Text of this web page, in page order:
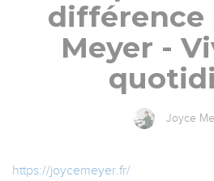
différence
Meyer -
Joyce
https://joycemeyer.fr/